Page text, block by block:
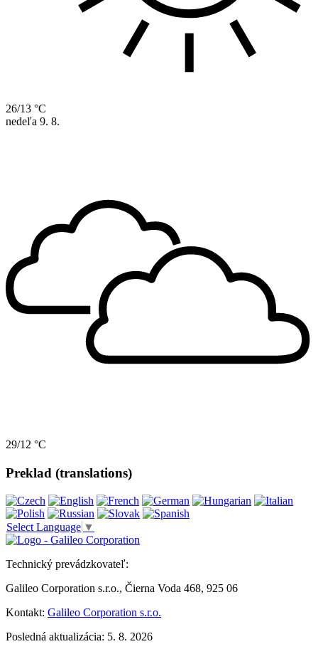
26/13 °C
nedeľa 9. 8.
29/12 °C
Preklad (translations)
Select Language ▼
Technický prevádzkovateľ:
Galileo Corporation s.r.o., Čierna Voda 468, 925 06
Kontakt: Galileo Corporation s.r.o.
Posledná aktualizácia: 5. 8. 2026